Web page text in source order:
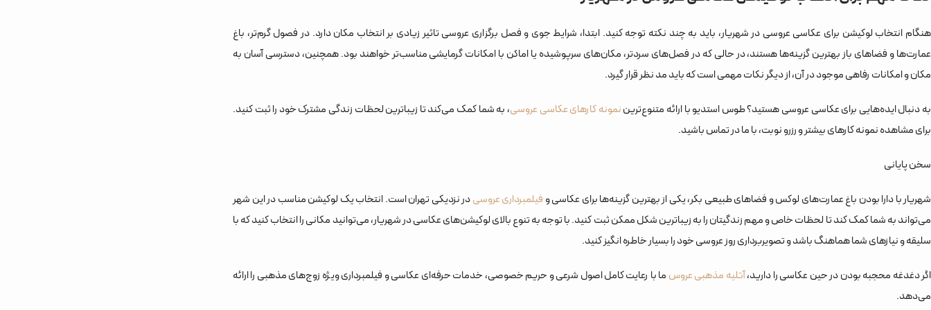
هنگام انتخاب لوکیشن برای عکاسی عروسی در شهریار، باید به چند نکته توجه کنید. ابتدا، شرایط جوی و فصل برگزاری عروسی تاثیر زیادی بر انتخاب مکان دارد. در فصول گرم‌تر، باغ
عمارت‌ها و فضاهای باز بهترین گزینه‌ها هستند، در حالی که در فصل‌های سردتر، مکان‌های سرپوشیده یا اماکن با امکانات گرمایشی مناسب‌تر خواهند بود. همچنین، دسترسی آسان به
مکان و امکانات رفاهی موجود در آن، از دیگر نکات مهمی است که باید مد نظر قرار گیرد.
به دنبال ایده‌هایی برای عکاسی عروسی هستید؟ طوس استدیو با ارائه متنوع‌تریننمونه کارهای عکاسی عروسی، به شما کمک می‌کند تا زیباترین لحظات زندگی مشترک خود را ثبت کنید.
برای مشاهده نمونه کارهای بیشتر و رزرو نوبت، با ما در تماس باشید.
سخن پایانی
شهریار با دارا بودن باغ عمارت‌های لوکس و فضاهای طبیعی بکر، یکی از بهترین گزینه‌ها برای عکاسی و فیلمبرداری عروسیدر نزدیکی تهران است. انتخاب یک لوکیشن مناسب در این شهر
می‌تواند به شما کمک کند تا لحظات خاص و مهم زندگیتان را به زیباترین شکل ممکن ثبت کنید. با توجه به تنوع بالای لوکیشن‌های عکاسی در شهریار، می‌توانید مکانی را انتخاب کنید که با
سلیقه و نیازهای شما هماهنگ باشد و تصویربرداری روز عروسی خود را بسیار خاطره انگیز کنید.
اگر دغدغه محجبه بودن در حین عکاسی را دارید،آتلیه مذهبی عروس ما با رعایت کامل اصول شرعی و حریم خصوصی، خدمات حرفه‌ای عکاسی و فیلمبرداری ویژه زوج‌های مذهبی را ارائه
می‌دهد.